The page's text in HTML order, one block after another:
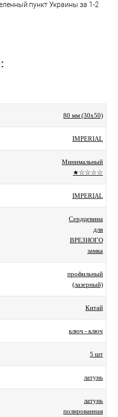
пункт Украины за 1-2
80 мм (30x50)
IMPERIAL
Минимальный
★☆☆☆☆
IMPERIAL
Сердцевина
для
ВРЕЗНОГО
замка
профильный
(лазерный)
Китай
ключ - ключ
5 шт
латунь
латунь
полированная